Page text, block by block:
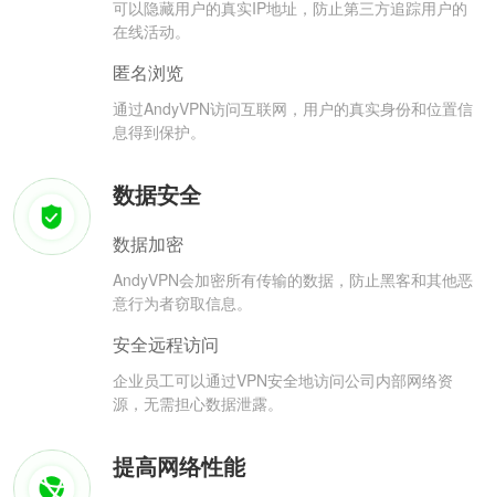
可以隐藏用户的真实IP地址，防止第三方追踪用户的
在线活动。
匿名浏览
通过AndyVPN访问互联网，用户的真实身份和位置信
息得到保护。
数据安全
数据加密
AndyVPN会加密所有传输的数据，防止黑客和其他恶
意行为者窃取信息。
安全远程访问
企业员工可以通过VPN安全地访问公司内部网络资
源，无需担心数据泄露。
提高网络性能